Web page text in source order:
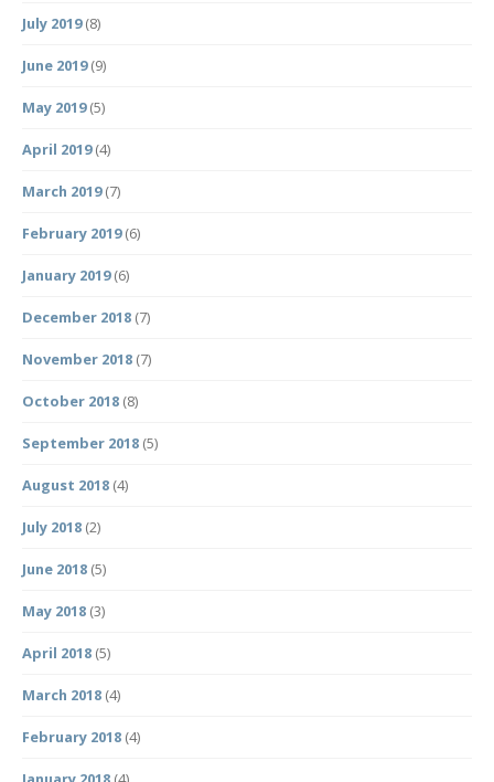
July 2019(8)
June 2019(9)
May 2019(5)
April 2019(4)
March 2019(7)
February 2019(6)
January 2019(6)
December 2018 (7)
November 2018 (7)
October 2018 (8)
September 2018 (5)
August 2018 (4)
July 2018 (2)
June 2018 (5)
May 2018 (3)
April 2018 (5)
March 2018 (4)
February 2018 (4)